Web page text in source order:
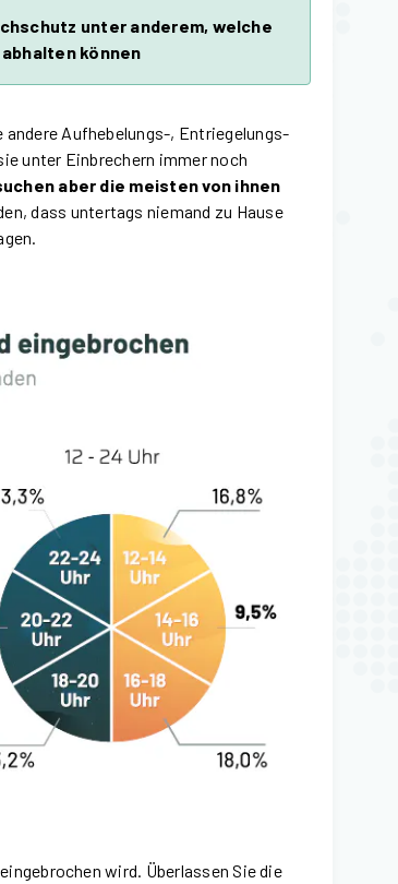
unter anderem, welche
können
Aufhebelungs-, Entriegelungs-
unter Einbrechern immer noch
aber die meisten von ihnen
dass untertags niemand zu Hause
wird. Überlassen Sie die